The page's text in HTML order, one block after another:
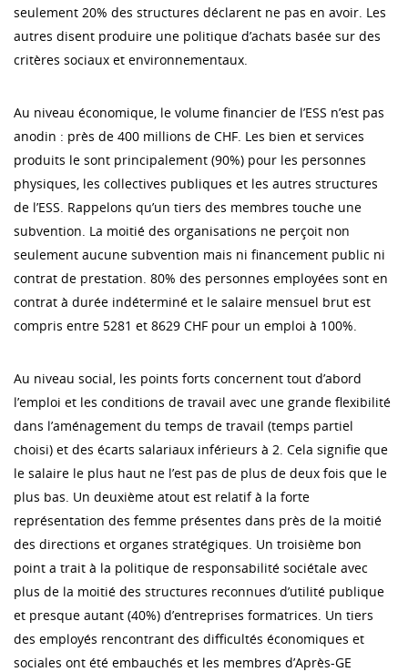
seulement 20% des structures déclarent ne pas en avoir. Les
autres disent produire une politique d’achats basée sur des
critères sociaux et environnementaux.
Au niveau économique, le volume financier de l’ESS n’est pas
anodin : près de 400 millions de CHF. Les bien et services
produits le sont principalement (90%) pour les personnes
physiques, les collectives publiques et les autres structures
de l’ESS. Rappelons qu’un tiers des membres touche une
subvention. La moitié des organisations ne perçoit non
seulement aucune subvention mais ni financement public ni
contrat de prestation. 80% des personnes employées sont en
contrat à durée indéterminé et le salaire mensuel brut est
compris entre 5281 et 8629 CHF pour un emploi à 100%.
Au niveau social, les points forts concernent tout d’abord
l’emploi et les conditions de travail avec une grande flexibilité
dans l’aménagement du temps de travail (temps partiel
choisi) et des écarts salariaux inférieurs à 2. Cela signifie que
le salaire le plus haut ne l’est pas de plus de deux fois que le
plus bas. Un deuxième atout est relatif à la forte
représentation des femme présentes dans près de la moitié
des directions et organes stratégiques. Un troisième bon
point a trait à la politique de responsabilité sociétale avec
plus de la moitié des structures reconnues d’utilité publique
et presque autant (40%) d’entreprises formatrices. Un tiers
des employés rencontrant des difficultés économiques et
sociales ont été embauchés et les membres d’Après-GE